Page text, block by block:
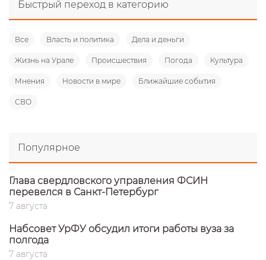
Быстрый переход в категорию
Все Власть и политика Дела и деньги
Жизнь на Урале Происшествия Погода Культура
Мнения Новости в мире Ближайшие события
СВО
Популярное
Глава свердловского управления ФСИН
перевелся в Санкт-Петербург
7 августа
Набсовет УрФУ обсудил итоги работы вуза за
полгода
7 августа